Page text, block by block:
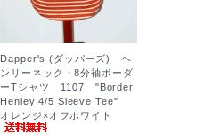
Dapper's (ダッパーズ) ヘ
ンリーネック・8分袖ボーダ
ーTシャツ 1107 "Border
Henley 4/5 Sleeve Tee"
オレンジ×オフホワイト